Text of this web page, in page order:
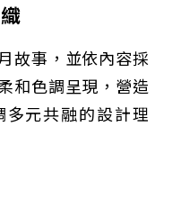
故事，並依內容採
和色調呈現，營造
元共融的設計理